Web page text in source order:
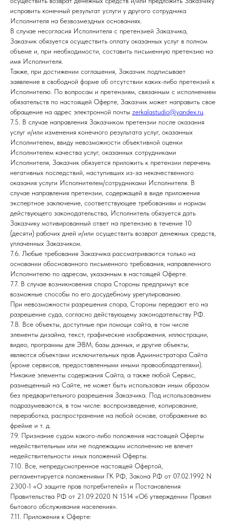
исправить конечный результат услуги у другого сотрудника
Исполнителя на безвозмездных основаниях.
В случае несогласия Исполнителя с претензией Заказчика,
Заказчик обязуется осуществить оплату оказанных услуг в полном
объеме и, при необходимости, составить письменную претензию на
имя Исполнителя.
Также, при достижении соглашения, Заказчик подписывает
заявление в свободной форме об отсутствии каких-либо претензий к
Исполнителю. По вопросам и претензиям, связанным с исполнением
обязательств по настоящей Оферте, Заказчик может направить свое
обращение на адрес электронной почты zerkalastudio@yandex.ru
7.5. В случае направления Заказчиком претензии после оказания
услуг и/или изменения конечного результата услуг, оказанных
Исполнителем, ввиду невозможности объективной оценки
Исполнителем качества услуг, оказанных сотрудниками
Исполнителя, Заказчик обязуется приложить к претензии перечень
негативных последствий, наступивших из-за некачественного
оказания услуги Исполнителем/сотрудниками Исполнителя. В
случае направления претензии, содержащей в виде приложения
экспертное заключение, соответствующее требованиям и нормам
действующего законодательства, Исполнитель обязуется дать
Заказчику мотивированный ответ на претензию в течение 10
(десяти) рабочих дней и/или осуществить возврат денежных средств,
уплаченных Заказчиком.
7.6. Любые требования Заказчика рассматриваются только на
основании обоснованного письменного требования, направленного
Исполнителю по адресам, указанным в настоящей Оферте.
7.7. В случае возникновения спора Стороны предпримут все
возможные способы по его досудебному урегулированию.
При невозможности разрешения спора, Стороны передают его на
разрешение суда, согласно действующему законодательству РФ.
7.8. Все объекты, доступные при помощи сайта, в том числе
элементы дизайна, текст, графические изображения, иллюстрации,
видео, программы для ЭВМ, базы данных, и другие объекты,
являются объектами исключительных прав Администратора Сайта
(кроме сервисов, предоставленными иными правообладателями).
Никакие элементы содержания Сайта, а также любой Сервис,
размещенный на Сайте, не может быть использован иным образом
без предварительного разрешения Заказчика. Под использованием
подразумеваются, в том числе: воспроизведение, копирование,
переработка, распространение на любой основе, отображение во
фрейме и т. д.
7.9. Признание судом какого-либо положения настоящей Оферты
недействительным или не подлежащим исполнению не влечет
недействительности иных положений Оферты.
7.10. Все, непредусмотренное настоящей Офертой,
регламентируется положениями ГК РФ, Закона РФ от 07.02.1992 N
2300-1 «О защите прав потребителей» и Постановления
Правительства РФ от 21.09.2020 N 1514 «Об утверждении Правил
бытового обслуживания населения».
7.11. Приложения к Оферте: